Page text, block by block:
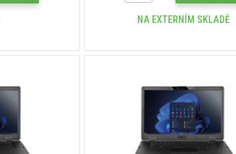
NA EXTERNÍM SKLADĚ